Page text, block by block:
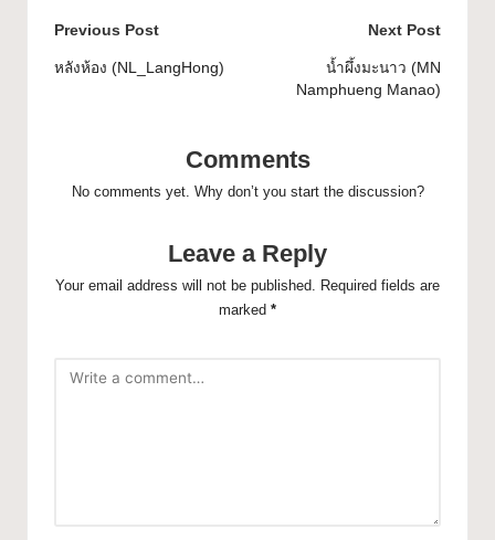
Previous Post
หลังห้อง (NL_LangHong)
Next Post
น้ำผึ้งมะนาว (MN
Namphueng Manao)
Comments
No comments yet. Why don’t you start the discussion?
Leave a Reply
Your email address will not be published. Required fields are
marked *